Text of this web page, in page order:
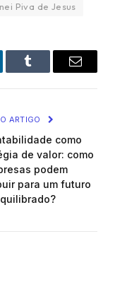
Piva de Jesus
Tumblr Email
ARTIGO
como
de valor: como
podem
para um futuro